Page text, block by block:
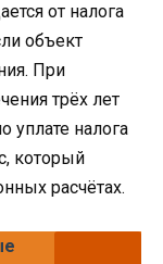
от налога
объект
При
трёх лет
уплате налога
который
расчётах.